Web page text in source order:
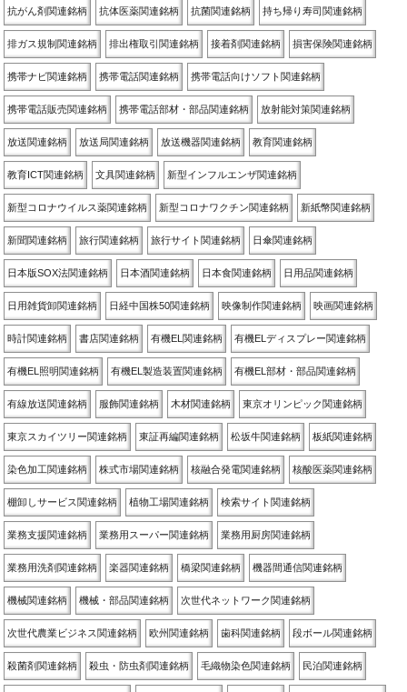
抗がん剤関連銘柄 抗体医薬関連銘柄 抗菌関連銘柄 持ち帰り寿司関連銘柄
排ガス規制関連銘柄 排出権取引関連銘柄 接着剤関連銘柄 損害保険関連銘柄
携帯ナビ関連銘柄 携帯電話関連銘柄 携帯電話向けソフト関連銘柄
携帯電話販売関連銘柄 携帯電話部材・部品関連銘柄 放射能対策関連銘柄
放送関連銘柄 放送局関連銘柄 放送機器関連銘柄 教育関連銘柄
教育ICT関連銘柄 文具関連銘柄 新型インフルエンザ関連銘柄
新型コロナウイルス薬関連銘柄 新型コロナワクチン関連銘柄 新紙幣関連銘柄
新聞関連銘柄 旅行関連銘柄 旅行サイト関連銘柄 日傘関連銘柄
日本版SOX法関連銘柄 日本酒関連銘柄 日本食関連銘柄 日用品関連銘柄
日用雑貨卸関連銘柄 日経中国株50関連銘柄 映像制作関連銘柄 映画関連銘柄
時計関連銘柄 書店関連銘柄 有機EL関連銘柄 有機ELディスプレー関連銘柄
有機EL照明関連銘柄 有機EL製造装置関連銘柄 有機EL部材・部品関連銘柄
有線放送関連銘柄 服飾関連銘柄 木材関連銘柄 東京オリンピック関連銘柄
東京スカイツリー関連銘柄 東証再編関連銘柄 松坂牛関連銘柄 板紙関連銘柄
染色加工関連銘柄 株式市場関連銘柄 核融合発電関連銘柄 核酸医薬関連銘柄
棚卸しサービス関連銘柄 植物工場関連銘柄 検索サイト関連銘柄
業務支援関連銘柄 業務用スーパー関連銘柄 業務用厨房関連銘柄
業務用洗剤関連銘柄 楽器関連銘柄 橋梁関連銘柄 機器間通信関連銘柄
機械関連銘柄 機械・部品関連銘柄 次世代ネットワーク関連銘柄
次世代農業ビジネス関連銘柄 欧州関連銘柄 歯科関連銘柄 段ボール関連銘柄
殺菌剤関連銘柄 殺虫・防虫剤関連銘柄 毛織物染色関連銘柄 民泊関連銘柄